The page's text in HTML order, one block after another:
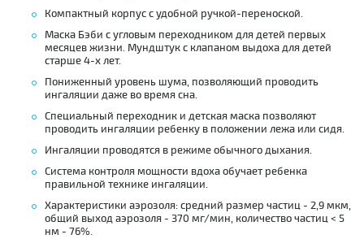
Компактный корпус с удобной ручкой-переноской.
Маска Бэби с угловым переходником для детей первых
месяцев жизни. Мундштук с клапаном выдоха для детей
старше 4-х лет.
Пониженный уровень шума, позволяющий проводить
ингаляции даже во время сна.
Специальный переходник и детская маска позволяют
проводить ингаляции ребенку в положении лежа или сидя.
Ингаляции проводятся в режиме обычного дыхания.
Система контроля мощности вдоха обучает ребенка
правильной технике ингаляции.
Характеристики аэрозоля: средний размер частиц - 2,9 мкм,
общий выход аэрозоля - 370 мг/мин, количество частиц < 5
нм - 76%.